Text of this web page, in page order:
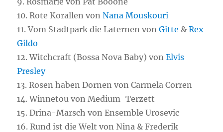
10. Rote Korallen vonNana Mouskouri
11. Vom Stadtpark die Laternen vonGitte &Rex
Gildo
12. Witchcraft (Bossa Nova Baby) vonElvis
Presley
13. Rosen haben Dornen von Carmela Corren
14. Winnetou von Medium-Terzett
15. Drina-Marsch von Ensemble Urosevic
16. Rund ist die Welt von Nina & Frederik